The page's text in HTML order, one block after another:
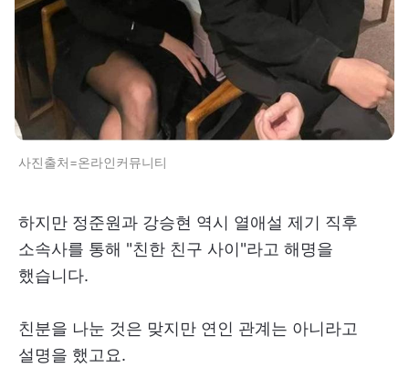
사진출처=온라인커뮤니티
하지만 정준원과 강승현 역시 열애설 제기 직후
소속사를 통해 "친한 친구 사이"라고 해명을
했습니다.
친분을 나눈 것은 맞지만 연인 관계는 아니라고
설명을 했고요.